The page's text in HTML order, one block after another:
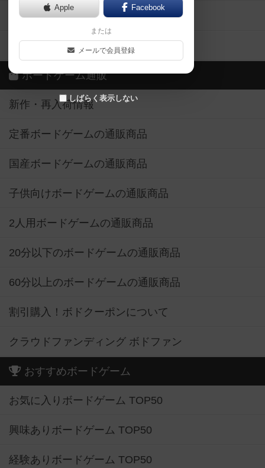
Apple Facebook
または
メールで会員登録
しばらく表示しない
ボードゲーム業界コラム
ボドゲーマご利用案内
ボードゲーム通販
新作・再入荷情報
定番ボードゲームの通販商品
国産ボードゲームの通販商品
子供向けボードゲームの通販商品
2人用ボードゲームの通販商品
20分以下のボードゲームの通販商品
60分以上のボードゲームの通販商品
割引購入！ボドクーポンについて
クラウドファンディング ボドファン
おすすめボードゲーム
お気に入りボードゲーム TOP50
興味ありボードゲーム TOP50
経験ありボードゲーム TOP50